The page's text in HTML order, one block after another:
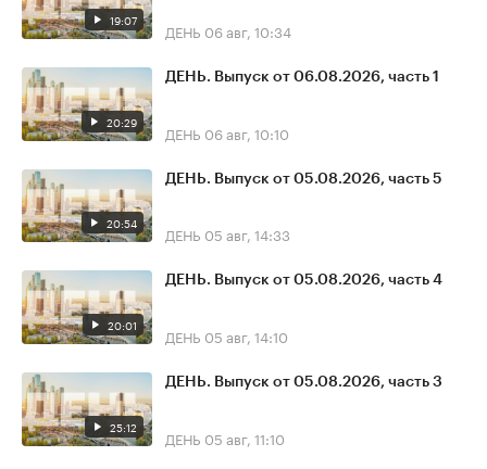
19:07 ДЕНЬ 06 авг, 10:34
20:29
ДЕНЬ. Выпуск от 06.08.2026, часть 1
ДЕНЬ 06 авг, 10:10
20:54
ДЕНЬ. Выпуск от 05.08.2026, часть 5
ДЕНЬ 05 авг, 14:33
20:01
ДЕНЬ. Выпуск от 05.08.2026, часть 4
ДЕНЬ 05 авг, 14:10
25:12
ДЕНЬ. Выпуск от 05.08.2026, часть 3
ДЕНЬ 05 авг, 11:10